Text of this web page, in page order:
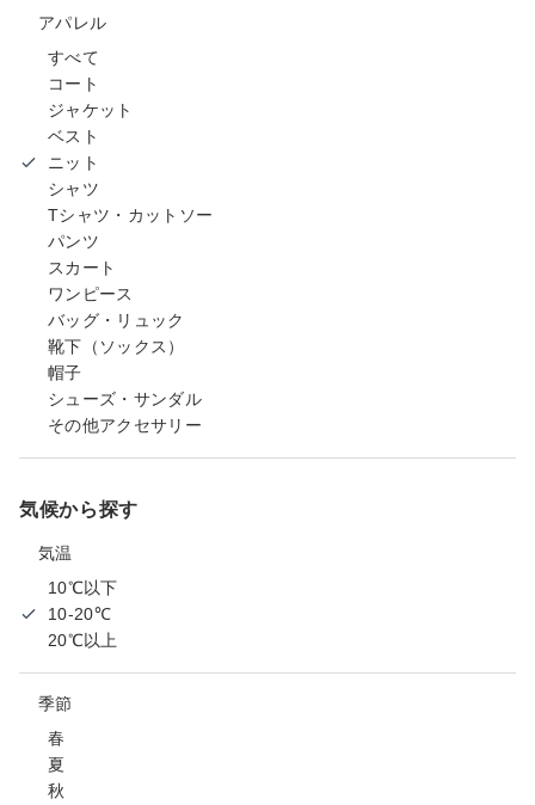
アパレル
すべて
コート
ジャケット
ベスト
ニット
シャツ
Tシャツ・カットソー
パンツ
スカート
ワンピース
バッグ・リュック
靴下（ソックス）
帽子
シューズ・サンダル
その他アクセサリー
気候から探す
気温
10℃以下
10-20℃
20℃以上
季節
春
夏
秋